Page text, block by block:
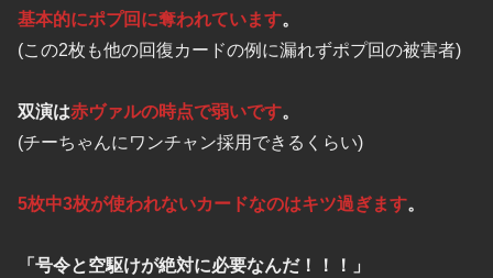
基本的にポプ回に奪われています。
(この2枚も他の回復カードの例に漏れずポプ回の被害者)
双演は赤ヴァルの時点で弱いです。
(チーちゃんにワンチャン採用できるくらい)
5枚中3枚が使われないカードなのはキツ過ぎます。
「号令と空駆けが絶対に必要なんだ！！！」